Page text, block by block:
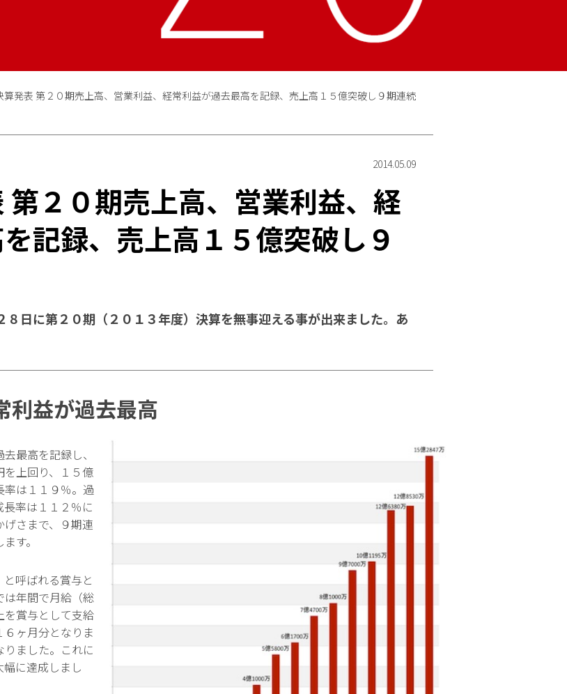
算発表 第２０期売上高、営業利益、経常利益が過去最高を記録、売上高１５億突破し９期連続
2014.05.09
２０期売上高、営業利益、経
記録、売上高１５億突破し９
日に第２０期（２０１３年度）決算を無事迎える事が出来ました。あ
利益が過去最高
最高を記録し、
上回り、１５億
率は１１９％。過
率は１１２％に
さまで、９期連
す。
呼ばれる賞与と
は年間で月給（総
を賞与として支給
ヶ月分となりま
ました。これに
に達成しまし